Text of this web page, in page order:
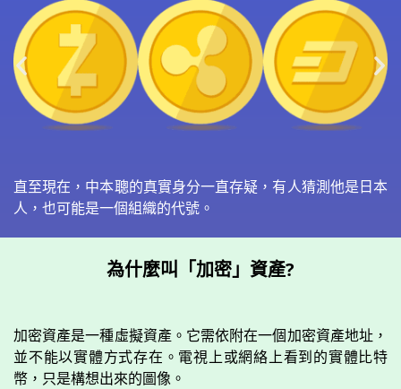
直至現在，中本聰的真實身分一直存疑，有人猜測他是日本
人，也可能是一個組織的代號。
為什麼叫「加密」資產?
加密資產是一種虛擬資產。它需依附在一個加密資產地址，
並不能以實體方式存在。電視上或網絡上看到的實體比特
幣，只是構想出來的圖像。